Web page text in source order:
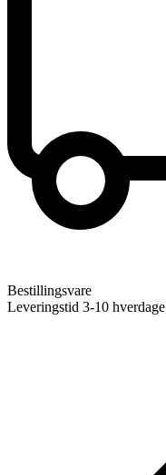
Bestillingsvare
Leveringstid 3-10 hverdage